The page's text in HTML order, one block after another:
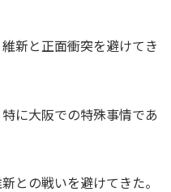
新と正面衝突を避けてき
に大阪での特殊事情であ
との戦いを避けてきた。